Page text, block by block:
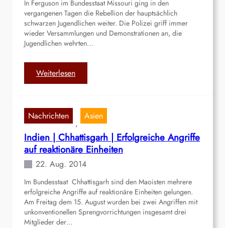
s
k
o
n
r
l
b
i
t
s
v
o
n
i
n
e
e
i
t
e
r
n
In Ferguson im Bundesstaat Missouri ging in den
vergangenen Tagen die Rebellion der hauptsächlich
schwarzen Jugendlichen weiter. Die Polizei griff immer
wieder Versammlungen und Demonstrationen an, die
Jugendlichen wehrten…
Weiterlesen:
U
F
e
r
g
u
s
o
n
Nachrichten
,
Asien
Indien | Chhattisgarh | Erfolgreiche Angriffe
auf reaktionäre Einheiten
22. Aug. 2014
Im Bundesstaat Chhattisgarh sind den Maoisten mehrere
erfolgreiche Angriffe auf reaktionäre Einheiten gelungen.
Am Freitag dem 15. August wurden bei zwei Angriffen mit
unkonventionellen Sprengvorrichtungen insgesamt drei
Mitglieder der…